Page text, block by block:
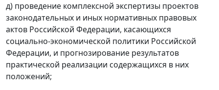
д) проведение комплексной экспертизы проектов
законодательных и иных нормативных правовых
актов Российской Федерации, касающихся
социально-экономической политики Российской
Федерации, и прогнозирование результатов
практической реализации содержащихся в них
положений;